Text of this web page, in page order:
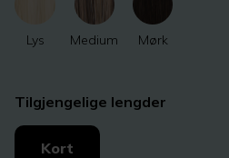
Lys Medium Mørk
Tilgjengelige lengder
Kort